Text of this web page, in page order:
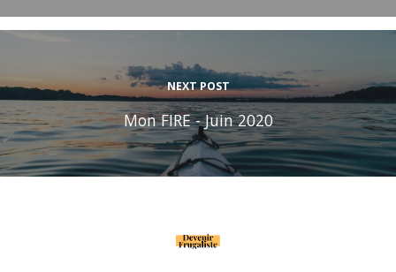
NEXT POST
Mon FIRE - Juin 2020